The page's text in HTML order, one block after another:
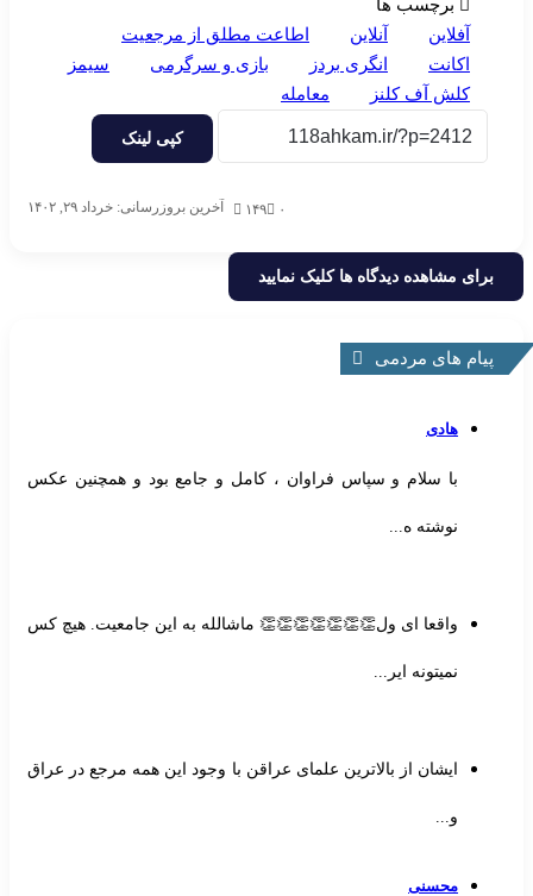
برچسب ها
آفلاین
آنلاین
اطاعت مطلق از مرجعیت
اکانت
انگری بردز بازی و سرگرمی
سیمز
کلش آف کلنز
معامله
کپی لینک
آخرین بروزرسانی: خرداد ۲۹, ۱۴۰۲ ۰ ۱۴۹
برای مشاهده دیدگاه ها کلیک نمایید
پیام های مردمی
هادی
با سلام و سپاس فراوان ، کامل و جامع بود و همچنین عکس
نوشته ه...
واقعا ای ول👏👏👏👏👏👏👏 ماشالله به این جامعیت. هیچ کس
نمیتونه ایر...
ایشان از بالاترین علمای عراقن با وجود این همه مرجع در عراق
و...
محسنی